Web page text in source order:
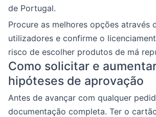
de Portugal.
Procure as melhores opções através
utilizadores e confirme o
risco de escolher produtos de má
Como solicitar e
hipóteses de aprovação
Antes de avançar com qualquer
documentação completa. Ter o